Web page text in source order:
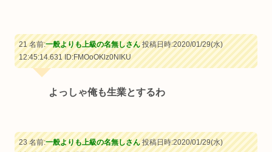
21 名前:一般よりも上級の名無しさん投稿日時:2020/01/29(水)
12:45:14.631ID:FMOoOKlz0NIKU
よっしゃ俺も生業とするわ
23 名前:一般よりも上級の名無しさん投稿日時:2020/01/29(水)